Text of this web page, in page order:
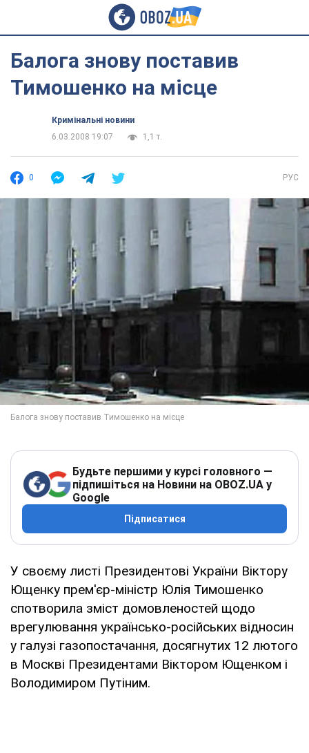
Балога знову поставив
Тимошенко на місце
Кримінальні новини
6.03.2008 19:07
1,1 т.
0 РУС
Будьте першими у курсі головного —
підпишіться на Новини на OBOZ.UA у
Google
Підписатися
У своєму листі Президентові України Віктору
Ющенку прем'єр-міністр Юлія Тимошенко
спотворила зміст домовленостей щодо
врегулювання українсько-російських відносин
у галузі газопостачання, досягнутих 12 лютого
в Москві Президентами Віктором Ющенком і
Володимиром Путіним.